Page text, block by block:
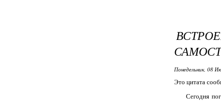
Понедельник, 08
Это цитата
Сегодня